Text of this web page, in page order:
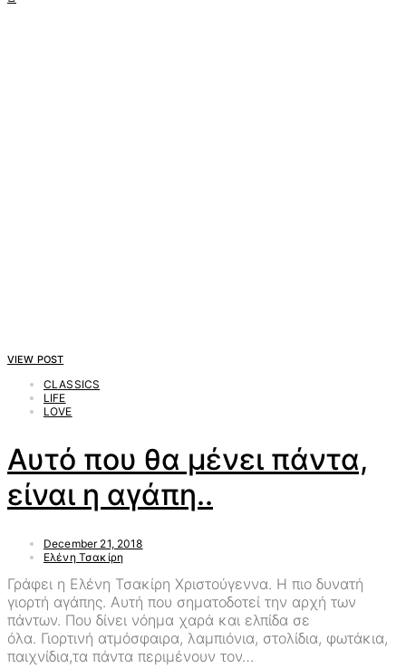
VIEW POST
CLASSICS
LIFE
LOVE
Αυτό που θα μένει πάντα,
είναι η αγάπη..
December 21, 2018
Ελένη Τσακίρη
Γράφει η Ελένη Τσακίρη Χριστούγεννα. Η πιο δυνατή
γιορτή αγάπης. Αυτή που σηματοδοτεί την αρχή των
πάντων. Που δίνει νόημα χαρά και ελπίδα σε
όλα. Γιορτινή ατμόσφαιρα, λαμπιόνια, στολίδια, φωτάκια,
παιχνίδια,τα πάντα περιμένουν τον…